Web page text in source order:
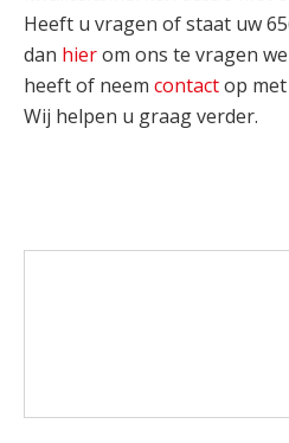
Heeft u vragen of staat uw
dan hierom ons te vragen
heeft of neem contactop
Wij helpen u graag verder.